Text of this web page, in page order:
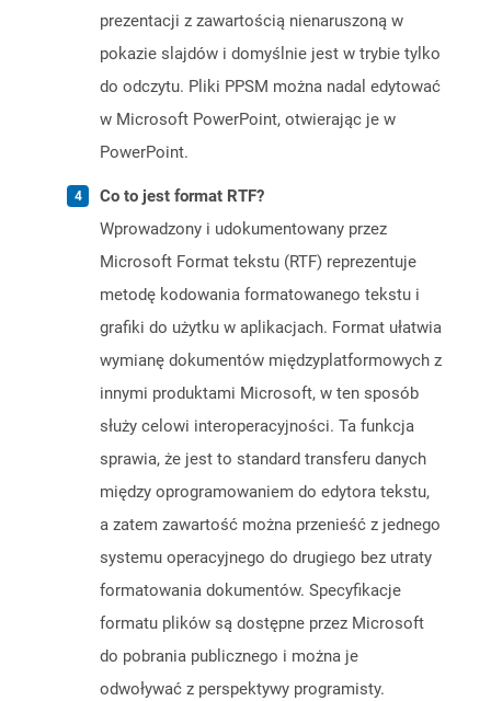
prezentacji z zawartością nienaruszoną w
pokazie slajdów i domyślnie jest w trybie tylko
do odczytu. Pliki PPSM można nadal edytować
w Microsoft PowerPoint, otwierając je w
PowerPoint.
Co to jest format RTF?
Wprowadzony i udokumentowany przez
Microsoft Format tekstu (RTF) reprezentuje
metodę kodowania formatowanego tekstu i
grafiki do użytku w aplikacjach. Format ułatwia
wymianę dokumentów międzyplatformowych z
innymi produktami Microsoft, w ten sposób
służy celowi interoperacyjności. Ta funkcja
sprawia, że ​​jest to standard transferu danych
między oprogramowaniem do edytora tekstu,
a zatem zawartość można przenieść z jednego
systemu operacyjnego do drugiego bez utraty
formatowania dokumentów. Specyfikacje
formatu plików są dostępne przez Microsoft
do pobrania publicznego i można je
odwoływać z perspektywy programisty.